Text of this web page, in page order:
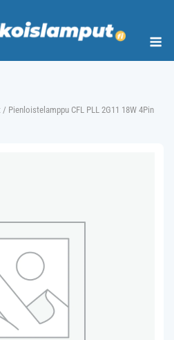
/ Pienloistelamppu CFL PLL 2G11 18W 4Pin